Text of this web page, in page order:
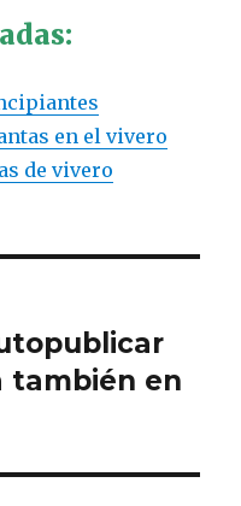
en el vivero
de vivero
también en